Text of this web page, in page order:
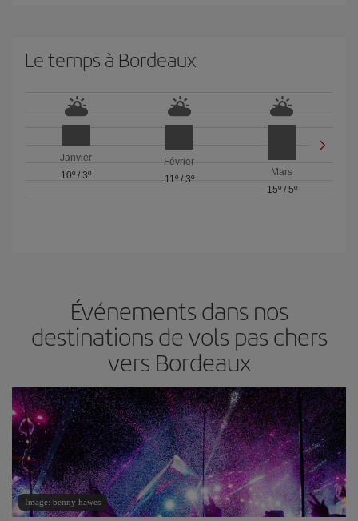
Le temps à Bordeaux
Janvier
10º /3º
Février
11º/ 3º
Mars
15º/ 5º
Événements dans nos
destinations de vols pas chers
vers Bordeaux
Image: benny hawes